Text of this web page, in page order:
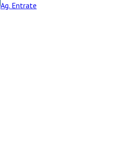
Ag. Entrate